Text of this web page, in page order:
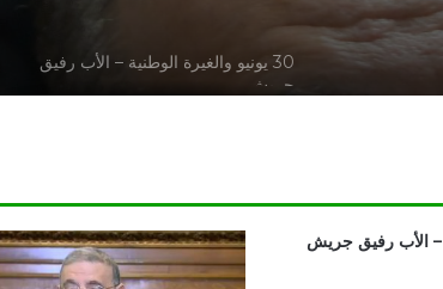
30 يونيو والغيرة الوطنية – الأب رفيق
جريش
السموم الرقمية.. الأب رفيق جريش
الأب رفيق جريش